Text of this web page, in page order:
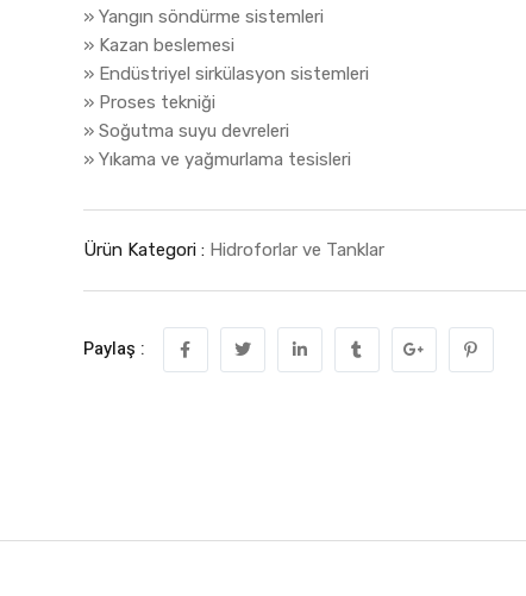
» Yangın söndürme sistemleri
» Kazan beslemesi
» Endüstriyel sirkülasyon sistemleri
» Proses tekniği
» Soğutma suyu devreleri
» Yıkama ve yağmurlama tesisleri
Ürün Kategori : Hidroforlar ve Tanklar
Paylaş :